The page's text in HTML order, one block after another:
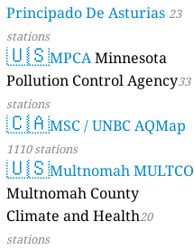
Principado De Asturias 23
stations
🇺🇸MPCAMinnesota
Pollution Control Agency33
stations
🇨🇦MSC / UNBC AQMap
1110 stations
🇺🇸Multnomah MULTCO
Multnomah County
Climate and Health20
stations